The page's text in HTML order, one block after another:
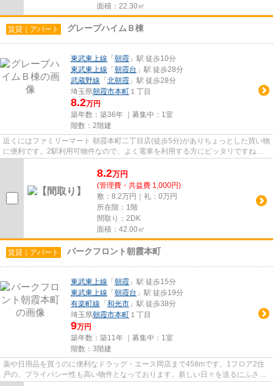
面積：22.30㎡
賃貸｜アパート グレープハイムＢ棟
東武東上線 「 朝霞 」駅 徒歩10分
東武東上線 「 朝霞台 」駅 徒歩28分
武蔵野線 「 北朝霞 」駅 徒歩28分
埼玉県朝霞市本町 １丁目
8.2万円
築年数：築36年 ｜募集中： 1室
階数：2階建
近くにはファミリーマート 朝霞本町二丁目店(徒歩5分)がありちょっとした買い物
に便利です。2駅利用可物件なので、よく電車を利用する方にピッタリですね。
8.2万円
(管理費・共益費 1,000円)
敷：8.2万円｜礼：0万円
所在階：1階
間取り：2DK
面積：42.00㎡
賃貸｜アパート パークフロント朝霞本町
東武東上線 「 朝霞 」駅 徒歩15分
東武東上線 「 朝霞台 」駅 徒歩19分
有楽町線 「 和光市 」駅 徒歩38分
埼玉県朝霞市本町 １丁目
9万円
築年数：築11年 ｜募集中： 1室
階数：3階建
薬や日用品を買うのに便利なドラッグ・エース岡店まで458mです。1フロア2住
戸の、プライバシー性も高い物件となっております。新しい日々を送るにふさわ